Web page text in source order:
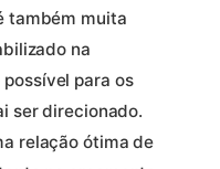
também muita
na
para os
ser direcionado.
relação ótima de